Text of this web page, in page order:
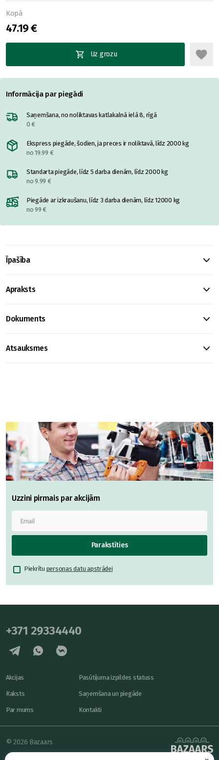
Kopā
47.19 €
Uz grozu
Informācija par piegādi
Saņemšana, no noliktavas katlakalnā ielā 8, rīgā
0 €
Ekspress piegāde, šodien, ja preces ir noliktavā, līdz 2000 kg
no 19.99 €
Standarta piegāde, līdz 5 darba dienām, līdz 2000 kg
no 9.99 €
Piegāde ar izkraušanu, līdz 3 darba dienām, līdz 12000 kg
no 99 €
Īpašība
Apraksts
Dokuments
Atsauksmes
Uzzini pirmais par akcijām
Parakstīties
Piekrītu personas datu apstrādei
+371 29334440
Akcijas
Raksts
Par mums
Pasūtījuma izpildes statuss
Saņemšana un piegāde
Kontakti
© 2026 Bazaars